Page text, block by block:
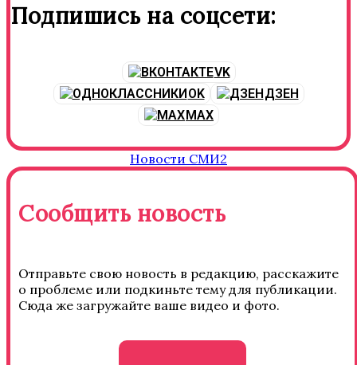
Подпишись на соцсети:
VK
OK
ДЗЕН
MAX
Новости СМИ2
Сообщить новость
Отправьте свою новость в редакцию, расскажите
о проблеме или подкиньте тему для публикации.
Сюда же загружайте ваше видео и фото.